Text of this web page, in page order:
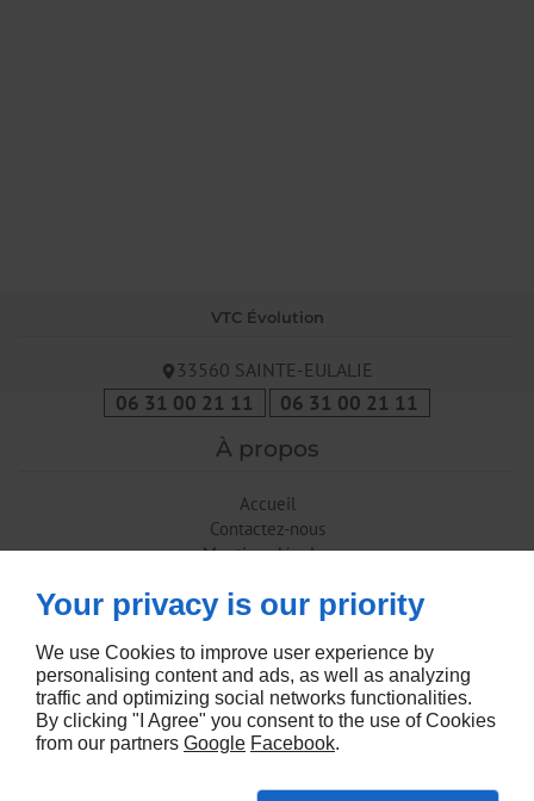
VTC Évolution
33560 SAINTE-EULALIE
06 31 00 21 11 06 31 00 21 11
À propos
Accueil
Contactez-nous
Mentions légales
Suivez-nous
Your privacy is our priority
We use Cookies to improve user experience by
personalising content and ads, as well as analyzing
traffic and optimizing social networks functionalities.
By clicking "I Agree" you consent to the use of Cookies
from our partners Google Facebook.